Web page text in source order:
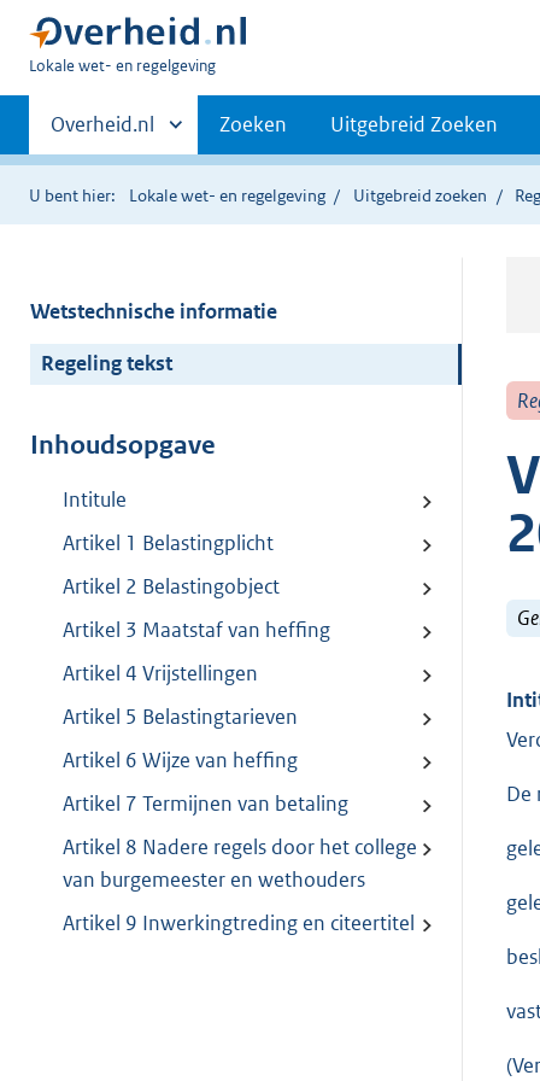
U
hier:
Lokale wet- en regelgeving
Primaire
navigatie
Andere
sites
binnen
Overheid.nl Zoeken Uitgebreid Zoeken
U bent hier: Lokale wet- en regelgeving Uitgebreid zoeken
Wetstechnische informatie
Regeling tekst
Inhoudsopgave
Intitule
Artikel 1 Belastingplicht
Artikel 2 Belastingobject
Artikel 3 Maatstaf van heffing
Artikel 4 Vrijstellingen
Artikel 5 Belastingtarieven
Artikel 6 Wijze van heffing
Artikel 7 Termijnen van betaling
Artikel 8 Nadere regels door het college
van burgemeester en wethouders
Artikel 9 Inwerkingtreding en citeertitel
De